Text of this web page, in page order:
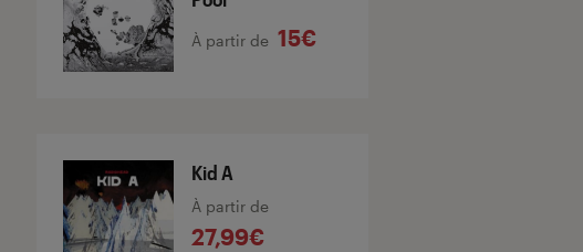
À partir de 15€
Kid A
À partir de
27,99€